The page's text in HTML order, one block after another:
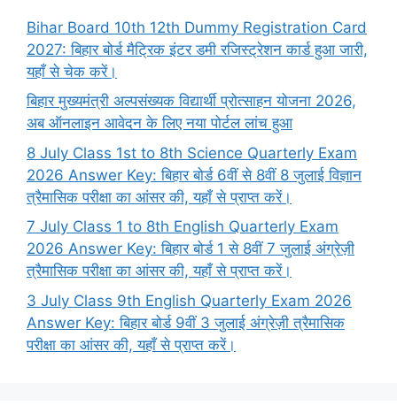
Bihar Board 10th 12th Dummy Registration Card
2027: बिहार बोर्ड मैट्रिक इंटर डमी रजिस्ट्रेशन कार्ड हुआ जारी,
यहाँ से चेक करें।
बिहार मुख्यमंत्री अल्पसंख्यक विद्यार्थी प्रोत्साहन योजना 2026,
अब ऑनलाइन आवेदन के लिए नया पोर्टल लांच हुआ
8 July Class 1st to 8th Science Quarterly Exam
2026 Answer Key: बिहार बोर्ड 6वीं से 8वीं 8 जुलाई विज्ञान
त्रैमासिक परीक्षा का आंसर की, यहाँ से प्राप्त करें।
7 July Class 1 to 8th English Quarterly Exam
2026 Answer Key: बिहार बोर्ड 1 से 8वीं 7 जुलाई अंग्रेज़ी
त्रैमासिक परीक्षा का आंसर की, यहाँ से प्राप्त करें।
3 July Class 9th English Quarterly Exam 2026
Answer Key: बिहार बोर्ड 9वीं 3 जुलाई अंग्रेज़ी त्रैमासिक
परीक्षा का आंसर की, यहाँ से प्राप्त करें।